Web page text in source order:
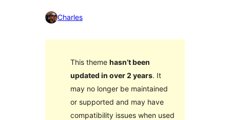
Charles
This theme hasn’t been
updated in over 2 years. It
may no longer be maintained
or supported and may have
compatibility issues when used